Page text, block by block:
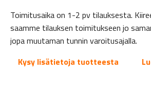
Toimitusaika on 1-2 pv tilauksesta.
saamme tilauksen toimitukseen jo
jopa muutaman tunnin varoitusajalla.
Kysy lisätietoja tuotteesta